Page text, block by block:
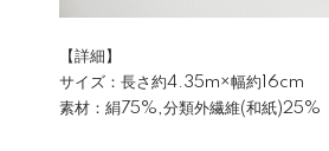
【詳細】
サイズ：長さ約4.35m×幅約16cm
素材：絹75%,分類外繊維(和紙)25%